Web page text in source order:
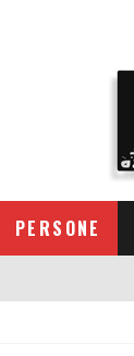
PERSONE